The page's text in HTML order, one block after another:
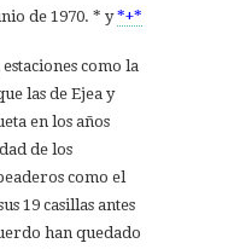
de 1970. * y*+*
como la
las de Ejea y
en los años
de los
como el
19 casillas antes
han quedado